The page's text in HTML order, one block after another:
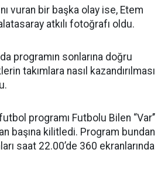
vuran bir başka olay ise, Etem
atkılı fotoğrafı oldu.
da programın sonlarına doğru
takımlara nasıl kazandırılması
programı Futbolu Bilen “Var’’
başına kilitledi. Program bundan
saat 22.00’de 360 ekranlarında